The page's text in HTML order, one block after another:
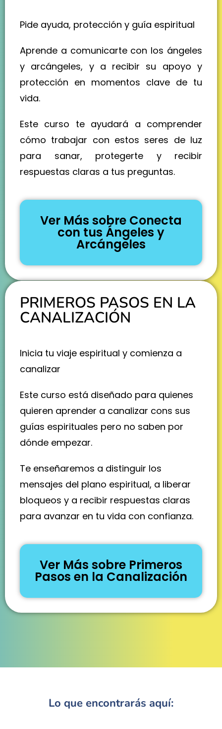
Pide ayuda, protección y guía espiritual
Aprende a comunicarte con los ángeles
y arcángeles, y a recibir su apoyo y
protección en momentos clave de tu
vida.
Este curso te ayudará a comprender
cómo trabajar con estos seres de luz
para sanar, protegerte y recibir
respuestas claras a tus preguntas.
Ver Más sobre Conecta
con tus Ángeles y
Arcángeles
PRIMEROS PASOS EN LA
CANALIZACIÓN
Inicia tu viaje espiritual y comienza a
canalizar
Este curso está diseñado para quienes
quieren aprender a canalizar cons sus
guías espirituales pero no saben por
dónde empezar.
Te enseñaremos a distinguir los
mensajes del plano espiritual, a liberar
bloqueos y a recibir respuestas claras
para avanzar en tu vida con confianza.
Ver Más sobre Primeros
Pasos en la Canalización
Lo que encontrarás aquí: